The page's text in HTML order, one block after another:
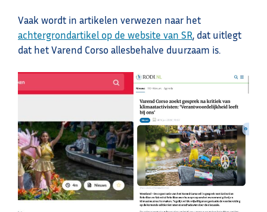
Vaak wordt in artikelen verwezen naar het
achtergrondartikel op de website van SR, dat uitlegt
dat het Varend Corso allesbehalve duurzaam is.